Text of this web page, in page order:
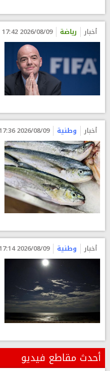
أخبار رياضة 2026/08/09 17:42
أخبار وطنية 2026/08/09 17:36
أخبار وطنية 2026/08/09 17:14
أحدث مقاطع فيديو